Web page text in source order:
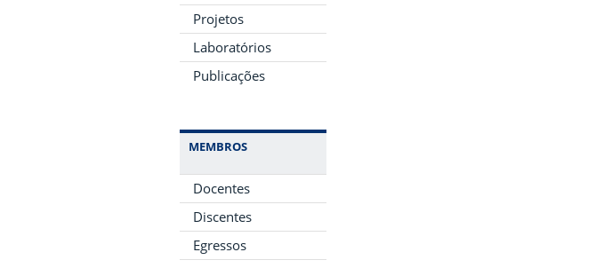
Projetos
Laboratórios
Publicações
MEMBROS
Docentes
Discentes
Egressos